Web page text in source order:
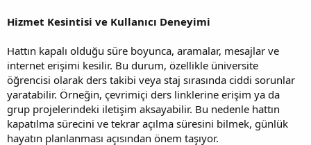
Hizmet Kesintisi ve Kullanıcı Deneyimi
Hattın kapalı olduğu süre boyunca, aramalar, mesajlar ve
internet erişimi kesilir. Bu durum, özellikle üniversite
öğrencisi olarak ders takibi veya staj sırasında ciddi sorunlar
yaratabilir. Örneğin, çevrimiçi ders linklerine erişim ya da
grup projelerindeki iletişim aksayabilir. Bu nedenle hattın
kapatılma sürecini ve tekrar açılma süresini bilmek, günlük
hayatın planlanması açısından önem taşıyor.